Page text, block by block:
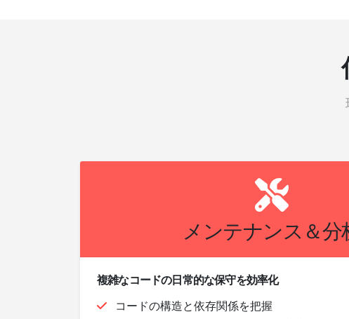
メンテナンス＆分
複雑なコードの日常的な保守を効率化
コードの構造と依存関係を把握